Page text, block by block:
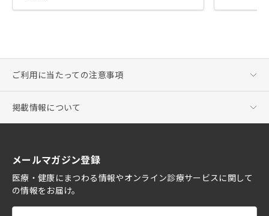
ご利用に当たっての注意事項
掲載情報について
メールマガジン登録
医療・健康にまつわる情報やオンライン診療サービスに関して
の情報をお届け。